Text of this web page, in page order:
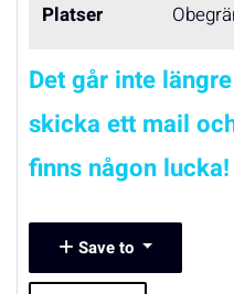
Platser
Det går inte
skicka ett mail
finns någon lucka!
Save to